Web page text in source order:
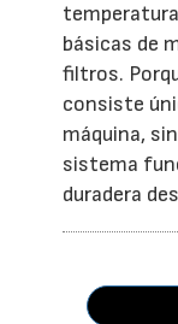
básicas de
filtros.
consiste
máquina,
sistema
duradera